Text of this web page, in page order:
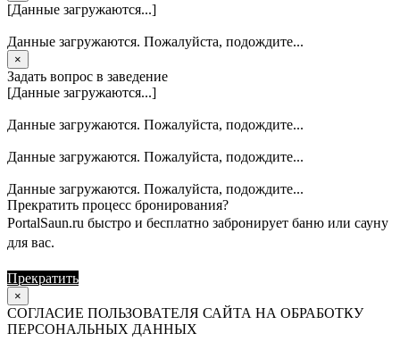
[Данные загружаются...]
Данные загружаются. Пожалуйста, подождите...
×
Задать вопрос в заведение
[Данные загружаются...]
Данные загружаются. Пожалуйста, подождите...
Данные загружаются. Пожалуйста, подождите...
Данные загружаются. Пожалуйста, подождите...
Прекратить процесс бронирования?
PortalSaun.ru быстро и бесплатно забронирует баню или сауну
для вас.
Прекратить
×
СОГЛАСИЕ ПОЛЬЗОВАТЕЛЯ САЙТА НА ОБРАБОТКУ
ПЕРСОНАЛЬНЫХ ДАННЫХ